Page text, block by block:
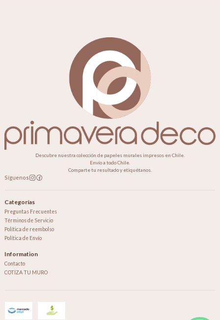
Descubre nuestra colección de papeles murales impresos en Chile.
Envío a todo Chile.
Comparte tu resultado y etiquétanos.
Síguenos
Categorías
Preguntas Frecuentes
Términos de Servicio
Política de reembolso
Política de Envío
Information
Contacto
COTIZA TU MURO